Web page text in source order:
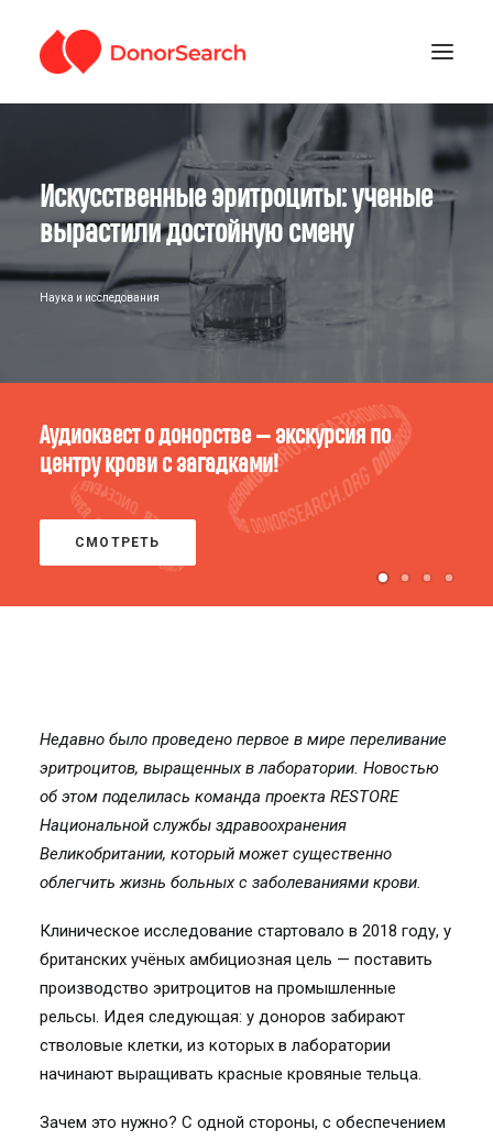
ЗАРЕГИСТРИРОВАТЬСЯ
ПОДДЕРЖАТЬ ПРОЕКТ
ГДЕ СДАТЬ КРОВЬ
Искусственные эритроциты: ученые
вырастили достойную смену
Наука и исследования
Аудиоквест о донорстве — экскурсия по
центру крови с загадками!
СМОТРЕТЬ
Недавно было проведено первое в мире переливание
эритроцитов, выращенных в лаборатории. Новостью
об этом поделилась команда проекта RESTORE
Национальной службы здравоохранения
Великобритании, который может существенно
облегчить жизнь больных с заболеваниями крови.
Клиническое исследование стартовало в 2018 году, у
британских учёных амбициозная цель — поставить
производство эритроцитов на промышленные
рельсы. Идея следующая: у доноров забирают
стволовые клетки, из которых в лаборатории
начинают выращивать красные кровяные тельца.
Зачем это нужно? С одной стороны, с обеспечением